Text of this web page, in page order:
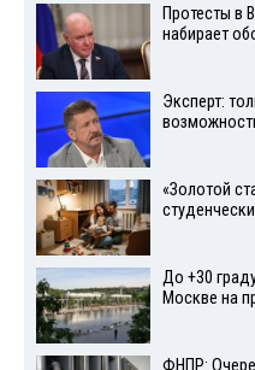
Протесты в
набирает
Эксперт:
«Золотой
До +30
Москве на
ФНПР: